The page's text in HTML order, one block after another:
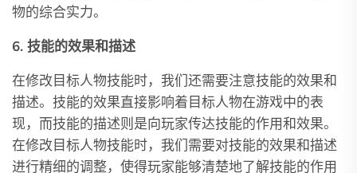
物的综合实力。
6. 技能的效果和描述
在修改目标人物技能时，我们还需要注意技能的效果和
描述。技能的效果直接影响着目标人物在游戏中的表
现，而技能的描述则是向玩家传达技能的作用和效果。
在修改目标人物技能时，我们需要对技能的效果和描述
进行精细的调整，使得玩家能够清楚地了解技能的作用